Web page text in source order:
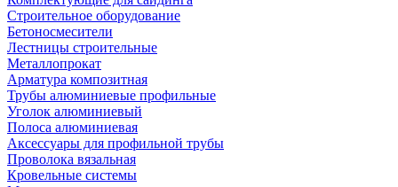
Строительное оборудование
Бетоносмесители
Лестницы строительные
Металлопрокат
Арматура композитная
Трубы алюминиевые профильные
Уголок алюминиевый
Полоса алюминиевая
Аксессуары для профильной трубы
Проволока вязальная
Кровельные системы